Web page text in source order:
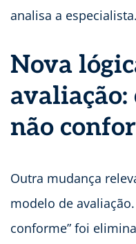
analisa a especialista.
Nova
não
Outra mudança
modelo de
conforme” foi